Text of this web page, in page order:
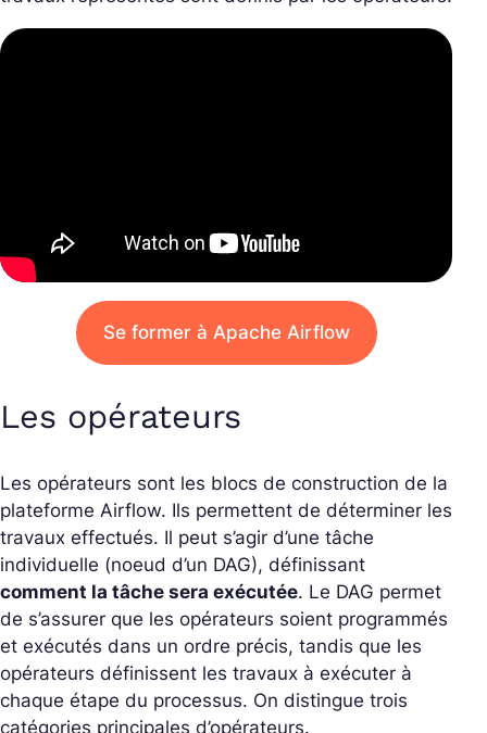
Se former à Apache Airflow
Les opérateurs
Les opérateurs sont les blocs de construction de la
plateforme Airflow. Ils permettent de déterminer les
travaux effectués. Il peut s’agir d’une tâche
individuelle (noeud d’un DAG), définissant
comment la tâche sera exécutée. Le DAG permet
de s’assurer que les opérateurs soient programmés
et exécutés dans un ordre précis, tandis que les
opérateurs définissent les travaux à exécuter à
chaque étape du processus. On distingue trois
catégories principales d’opérateurs.